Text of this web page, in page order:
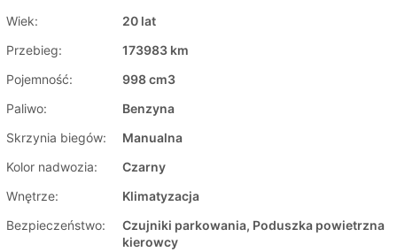
Wiek:
20 lat
Przebieg:
173983 km
Pojemność:
998 cm3
Paliwo:
Benzyna
Skrzynia biegów:
Manualna
Kolor nadwozia:
Czarny
Wnętrze:
Klimatyzacja
Bezpieczeństwo:
Czujniki parkowania, Poduszka powietrzna
kierowcy